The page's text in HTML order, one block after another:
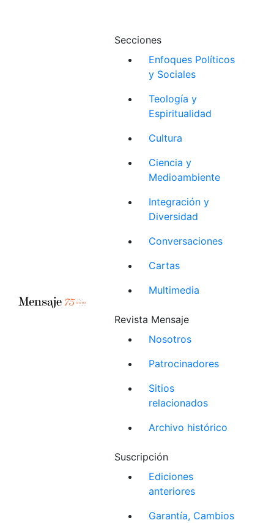
Secciones
Enfoques Políticos
y Sociales
Teología y
Espiritualidad
Cultura
Ciencia y
Medioambiente
Integración y
Diversidad
Conversaciones
Cartas
Multimedia
Revista Mensaje
Nosotros
Patrocinadores
Sitios
relacionados
Archivo histórico
Suscripción
Ediciones
anteriores
Garantía, Cambios